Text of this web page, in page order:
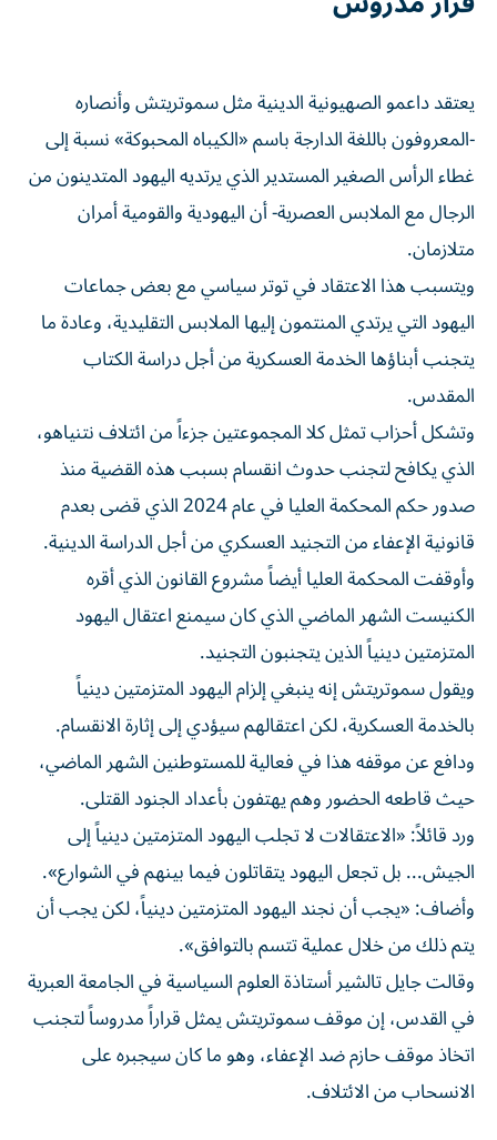
يعتقد داعمو الصهيونية الدينية مثل سموتريتش وأنصاره
-المعروفون باللغة الدارجة ​باسم «الكيباه المحبوكة» نسبة إلى
غطاء الرأس الصغير المستدير الذي يرتديه اليهود المتدينون من
الرجال مع الملابس العصرية- أن اليهودية والقومية أمران
متلازمان.
ويتسبب هذا الاعتقاد في ‌توتر سياسي مع بعض جماعات
اليهود التي يرتدي المنتمون إليها الملابس التقليدية، وعادة ما
يتجنب أبناؤها الخدمة العسكرية من أجل دراسة الكتاب
المقدس.
وتشكل أحزاب تمثل كلا المجموعتين جزءاً من ائتلاف نتنياهو،
الذي يكافح لتجنب حدوث انقسام بسبب هذه القضية منذ
صدور حكم المحكمة العليا في عام 2024 الذي قضى بعدم
قانونية الإعفاء من التجنيد العسكري من أجل الدراسة الدينية.
وأوقفت ⁠المحكمة العليا أيضاً مشروع القانون الذي أقره
الكنيست الشهر الماضي الذي كان سيمنع اعتقال اليهود
المتزمتين دينياً الذين يتجنبون التجنيد.
ويقول سموتريتش إنه ينبغي إلزام اليهود المتزمتين دينياً
بالخدمة العسكرية، لكن اعتقالهم سيؤدي إلى إثارة الانقسام.
ودافع عن موقفه هذا في فعالية للمستوطنين الشهر الماضي،
حيث قاطعه الحضور وهم يهتفون بأعداد الجنود القتلى.
ورد قائلاً: «الاعتقالات لا تجلب اليهود المتزمتين دينياً إلى
الجيش... بل تجعل اليهود يتقاتلون فيما ​بينهم في الشوارع».
وأضاف: «يجب ‌أن نجند اليهود المتزمتين دينياً، لكن يجب أن
يتم ذلك من خلال عملية تتسم بالتوافق».
وقالت جايل تالشير أستاذة العلوم السياسية في الجامعة العبرية
في القدس، إن موقف ‌سموتريتش يمثل قراراً مدروساً لتجنب
اتخاذ موقف حازم ضد الإعفاء، وهو ما كان سيجبره على
الانسحاب من الائتلاف.